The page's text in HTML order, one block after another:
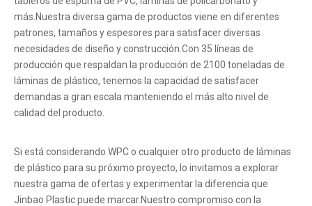
más.Nuestra diversa gama de productos viene en diferentes
patrones, tamaños y espesores para satisfacer diversas
necesidades de diseño y construcción.Con 35 líneas de
producción que respaldan la producción de 2100 toneladas de
láminas de plástico, tenemos la capacidad de satisfacer
demandas a gran escala manteniendo el más alto nivel de
calidad del producto.
Si está considerando WPC o cualquier otro producto de láminas
de plástico para su próximo proyecto, lo invitamos a explorar
nuestra gama de ofertas y experimentar la diferencia que
Jinbao Plastic puede marcar.Nuestro compromiso con la